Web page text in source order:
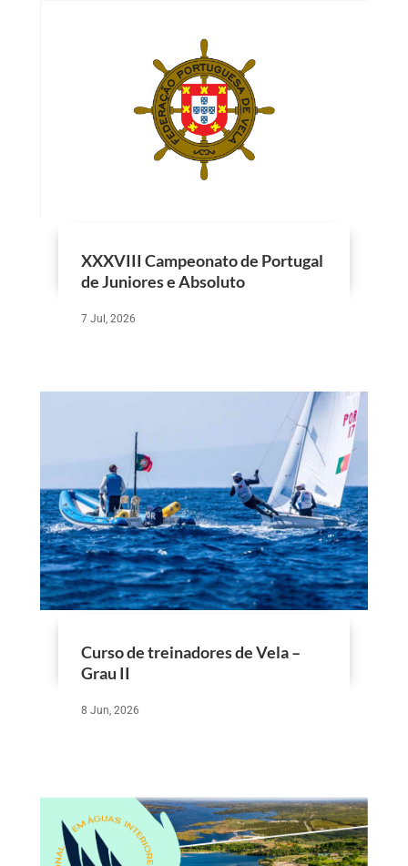
XXXVIII Campeonato de Portugal
de Juniores e Absoluto
7 Jul, 2026
Curso de treinadores de Vela –
Grau II
8 Jun, 2026